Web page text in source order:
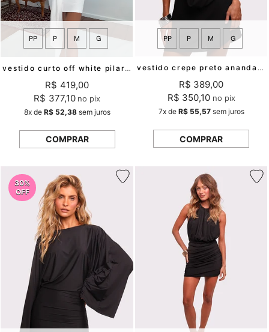
vestido curto off white pilar mundo lolita
PP P M G
R$ 419,00
R$ 377,10 no pix
8xde R$ 52,38sem juros
COMPRAR
vestido crepe preto ananda mundo lolita
PP P M G
R$ 389,00
R$ 350,10 no pix
7xde R$ 55,57sem juros
COMPRAR
30%
OFF